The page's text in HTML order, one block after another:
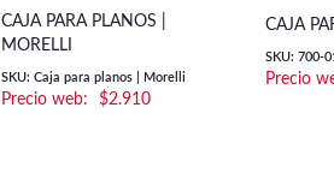
CAJA PARA PLANOS |
MORELLI
SKU: Caja para planos | Morelli
$2.910
CAJA
SKU: 700-